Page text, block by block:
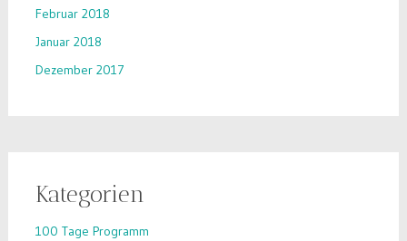
Februar 2018
Januar 2018
Dezember 2017
Kategorien
100 Tage Programm